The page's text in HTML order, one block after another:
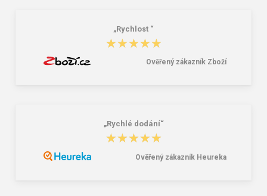
„Rychlost “
★★★★★
★★★★★
Ověřený zákazník Zboží
„Rychlé dodání“
★★★★★
★★★★★
Ověřený zákazník Heureka